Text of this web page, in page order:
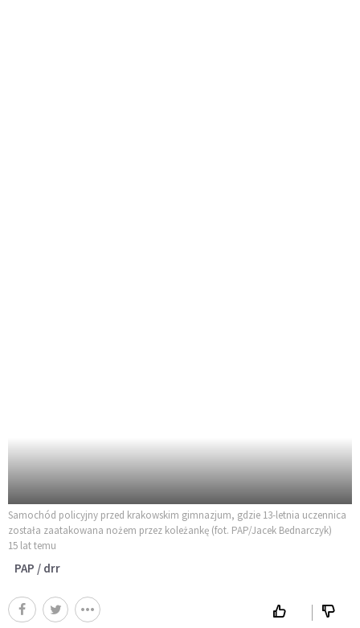
Samochód policyjny przed krakowskim gimnazjum, gdzie 13-letnia uczennica
została zaatakowana nożem przez koleżankę (fot. PAP/Jacek Bednarczyk)
15 lat temu
PAP / drr